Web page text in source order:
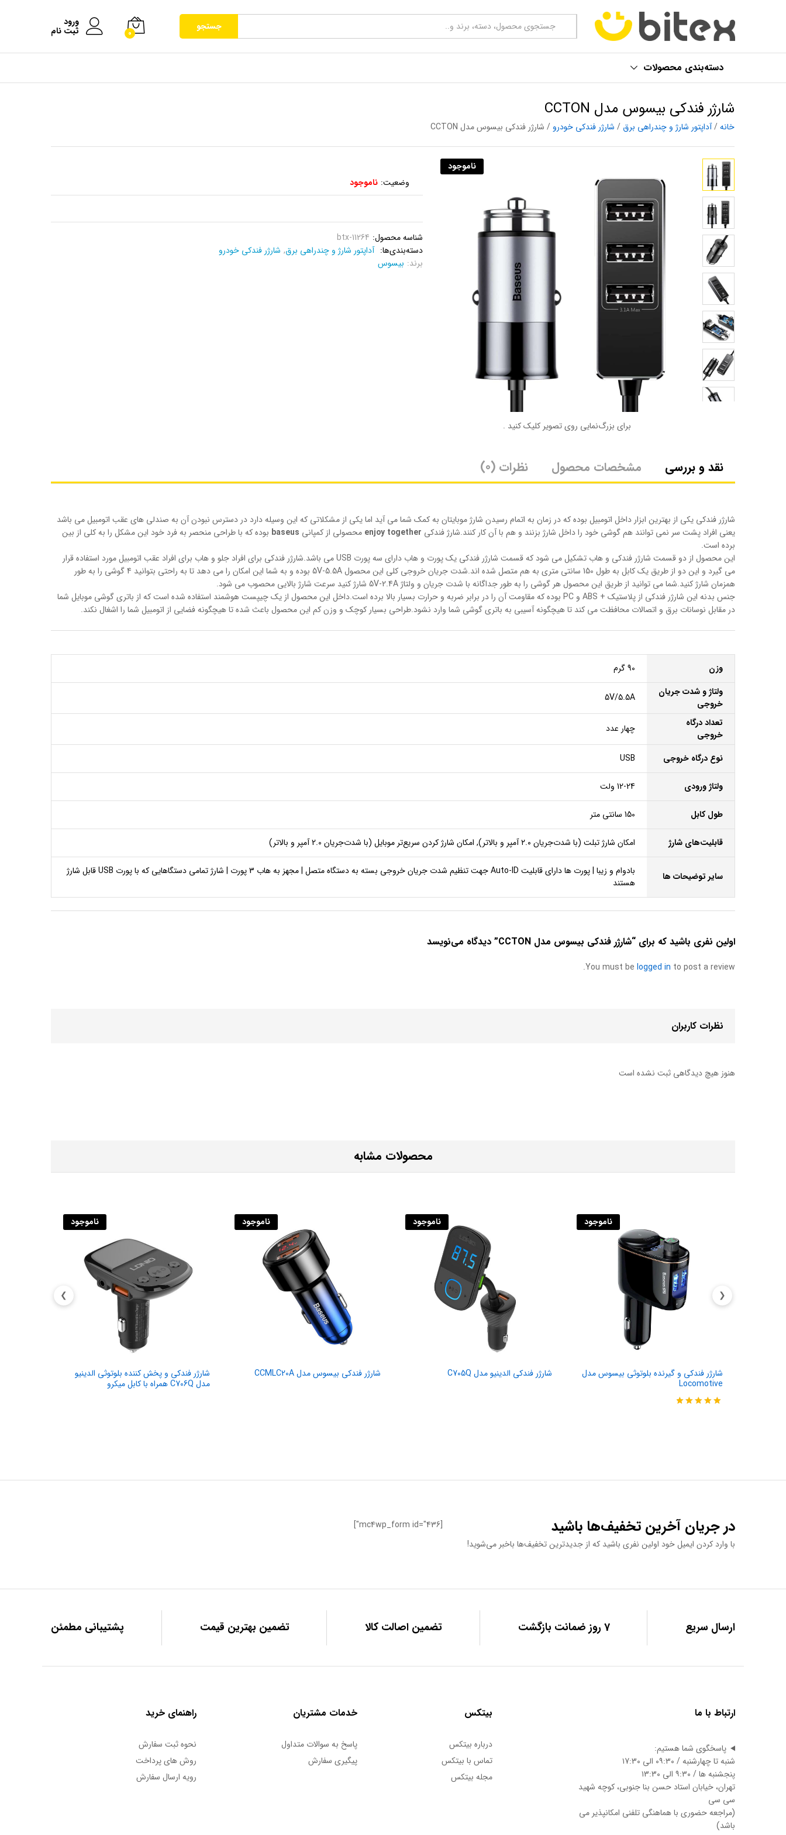
همه موارد جستجو 0
ورود
ثبت نام
دسته‌بندی محصولات
شارژر فندکی بیسوس مدل CCTON
خانه/آداپتور شارژ و چند‌‌راهی برق / شارژر فندکی خودرو / شارژر فندکی بیسوس مدل CCTON
ناموجود
برای بزرگ‌نمایی روی تصویر کلیک کنید .
وضعیت: ناموجود
شناسه محصول: btx-11264
دسته‌بندی‌ها: آداپتور شارژ و چند‌‌راهی برق, شارژر فندکی خودرو
برند: بیسوس
نقد و بررسی مشخصات محصول نظرات (0)
شارژر فندکی یکی از بهترین ابزار داخل اتومبیل بوده که در زمان به اتمام رسیدن شارژ موبایتان به کمک شما می آید اما یکی از مشکلاتی که این وسیله دارد در دسترس نبودن آن به صندلی های عقب اتومبیل می باشد
یعنی افراد پشت سر نمی توانند هم گوشی خود را داخل شارژ بزنند و هم با آن کار کنند.شارژ فندکی enjoy together محصولی از کمپانی baseus بوده که با طراحی منحصر به فرد خود این مشکل را به کلی از بین
برده است.
این محصول از دو قسمت شارژر فندکی و هاب تشکیل می شود که قسمت شارژر فندکی یک پورت و هاب دارای سه پورت USB می باشد.شارژر فندکی برای افراد جلو و هاب برای افراد عقب اتومبیل مورد استفاده قرار
می گیرد و این دو از طریق یک کابل به طول 150 سانتی متری به هم متصل شده اند.شدت جریان خروجی کلی این محصول 5V-5.5A بوده و به شما این امکان را می دهد تا به راحتی بتوانید 4 گوشی را به طور
همزمان شارژ کنید.شما می توانید از طریق این محصول هر گوشی را به طور جداگانه با شدت جریان و ولتاژ 5V-2.4A شارژ کنید سرعت شارژ بالایی محصوب می شود.
جنس بدنه این شارژر فندکی از پلاستیک + ABS و PC بوده که مقاومت آن را در برابر ضربه و حرارت بسیار بالا برده است.داخل این محصول از یک چیپست هوشمند استفاده شده است که از باتری گوشی موبایل شما
در مقابل نوسانات برق و اتصالات محافظت می کند تا هیچگونه آسیبی به باتری گوشی شما وارد نشود.طراحی بسیار کوچک و وزن کم این محصول باعث شده تا هیچگونه فضایی از اتومبیل شما را اشغال نکند.
وزن
90 گرم
ولتاژ و شدت جریان
خروجی
5V/5.5A
تعداد درگاه
خروجی
چهار عدد
نوع درگاه خروجی USB
ولتاژ ورودی 12-24 ولت
طول کابل 150 سانتی متر
قابلیت‌های شارژ امکان شارژ تبلت (با شدت‌جریان ۲.۰ آمپر و بالاتر), امکان شارژ کردن سریع‌تر موبایل (با شدت‌جریان 2.0 آمپر و بالاتر)
سایر توضیحات ها
بادوام و زیبا | پورت ها دارای قابلیت Auto-ID جهت تنظیم شدت جریان خروجی بسته به دستگاه متصل | مجهز به هاب 3 پورت | شارژ تمامی دستگاهایی که با پورت USB قابل شارژ
هستند
اولین نفری باشید که برای “شارژر فندکی بیسوس مدل CCTON” دیدگاه می‌نویسد
You must be logged in to post a review.
نظرات کاربران
هنوز هیچ دیدگاهی ثبت نشده است
محصولات مشابه
ناموجود
شارژر فندکی و گیرنده بلوتوثی بیسوس مدل
Locomotive
ناموجود
شارژر فندکی الدینیو مدل C705Q
ناموجود
شارژر فندکی بیسوس مدل CCMLC20A
ناموجود
شارژر فندکی و پخش کننده بلوتوثی الدینیو
مدل C706Q همراه با کابل میکرو
❯ ❮
در جریان آخرین تخفیف‌ها باشید
با وارد کردن ایمیل خود اولین نفری باشید که از جدیدترین تخفیف‌ها باخبر می‌شوید!
[mc4wp_form id="436"]
ارسال سریع 7 روز ضمانت بازگشت تضمین اصالت کالا تضمین بهترین قیمت پشتیبانی مطمئن
ارتباط با ما
پاسخگوی شما هستیم:
شنبه تا چهارشنبه / ۰۹:۳۰ الی ۱7:3۰
پنجشنبه ها / ۹:۳۰ الی ۱3:3۰
تهران، خیابان استاد حسن بنا جنوبی، کوچه شهید
سی سی
(مراجعه حضوری با هماهنگی تلفنی امکانپذیر می
باشد)
بیتکس
درباره بیتکس
تماس با بیتکس
مجله بیتکس
خدمات مشتریان
پاسخ به سوالات متداول
پیگیری سفارش
راهنمای خرید
نحوه ثبت سفارش
روش های پرداخت
رویه ارسال سفارش